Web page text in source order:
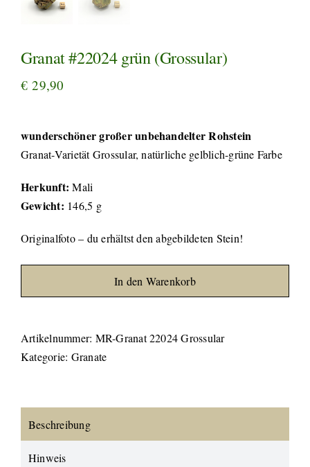
Granat #22024 grün (Grossular)
€ 29,90
wunderschöner großer unbehandelter Rohstein
Granat-Varietät Grossular, natürliche gelblich-grüne Farbe
Herkunft: Mali
Gewicht: 146,5 g
Originalfoto – du erhältst den abgebildeten Stein!
In den Warenkorb
Artikelnummer: MR-Granat 22024 Grossular
Kategorie: Granate
Beschreibung
Hinweis